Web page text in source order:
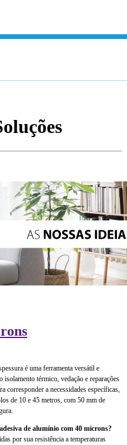
é uma ferramenta versátil e
térmico, vedação e reparações
corresponder a necessidades específicas,
de 10 e 45 metros, com 50 mm de
de alumínio com 40 microns?
por sua resistência a temperaturas